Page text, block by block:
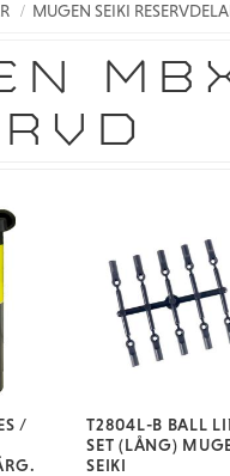
MUGEN SEIKI
/
T2804L-B BALL
SET (LÅNG)
SEIKI